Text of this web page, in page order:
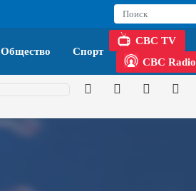
Общество Спорт
CBC TV
CBC Radio